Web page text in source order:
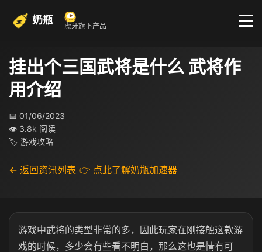
奶瓶 虎牙旗下产品
挂出个三国武将是什么 武将作
用介绍
📅 01/06/2023
👁 3.8k 阅读
🏷 游戏攻略
← 返回资讯列表 👉 点此了解奶瓶加速器
游戏中武将的类型非常的多，因此玩家在刚接触这款游
戏的时候，多少会有些看不明白，那么这也是情有可